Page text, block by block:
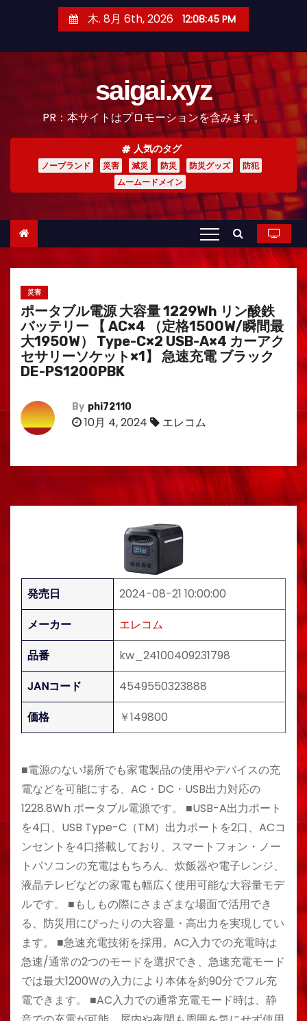
木. 8月 6th, 2026 12:08:46 PM
saigai.xyz
PR：本サイトはプロモーションを含みます。
人気のタグ
ノーブランド 災害 減災 防災 防災グッズ
防犯
ムームードメイン
災害
ポータブル電源 大容量 1229Wh リン酸鉄
バッテリー 【 AC×4 （定格1500W/瞬間最
大1950W） Type-C×2 USB-A×4 カーアク
セサリーソケット×1】 急速充電 ブラック
DE-PS1200PBK
By phi72110
10月 4, 2024 エレコム
発売日
2024-08-21 10:00:00
メーカー
エレコム
品番
kw_24100409231798
JANコード
4549550323888
価格
￥149800
■電源のない場所でも家電製品の使用やデバイスの充
電などを可能にする、AC・DC・USB出力対応の
1228.8Wh ポータブル電源です。 ■USB-A出力ポート
を4口、USB Type-C（TM）出力ポートを2口、ACコ
ンセントを4口搭載しており、スマートフォン・ノー
トパソコンの充電はもちろん、炊飯器や電子レンジ、
液晶テレビなどの家電も幅広く使用可能な大容量モデ
ルです。 ■もしもの際にさまざまな場面で活用でき
る、防災用にぴったりの大容量・高出力を実現してい
ます。 ■急速充電技術を採用。AC入力での充電時は
急速/通常の2つのモードを選択でき、急速充電モード
では最大1200Wの入力により本体を約90分でフル充
電できます。 ■AC入力での通常充電モード時は、静